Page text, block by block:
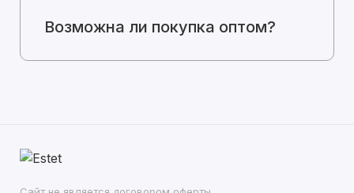
Возможна ли покупка оптом?